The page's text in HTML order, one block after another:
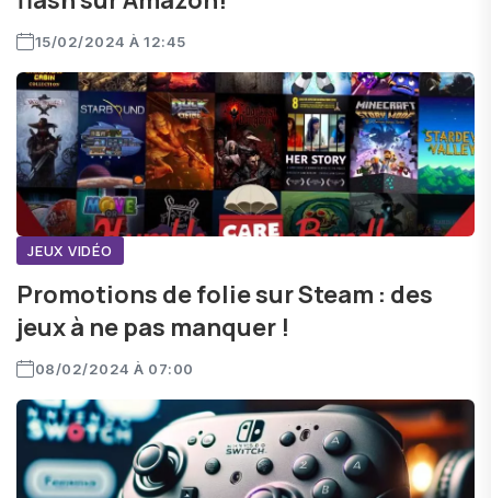
15/02/2024 À 12:45
JEUX VIDÉO
Promotions de folie sur Steam : des
jeux à ne pas manquer !
08/02/2024 À 07:00